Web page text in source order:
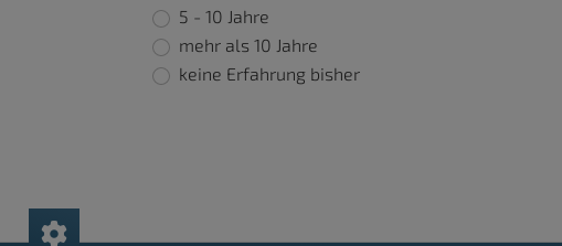
5 - 10 Jahre
mehr als 10 Jahre
keine Erfahrung bisher